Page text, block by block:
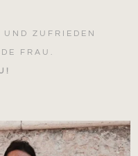
ZUFRIEDEN
FRAU.